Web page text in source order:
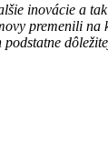
inovácie a
premenili